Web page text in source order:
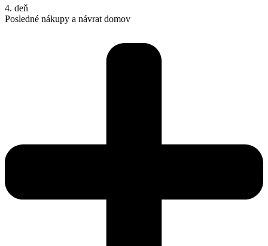
4. deň
Posledné nákupy a návrat domov